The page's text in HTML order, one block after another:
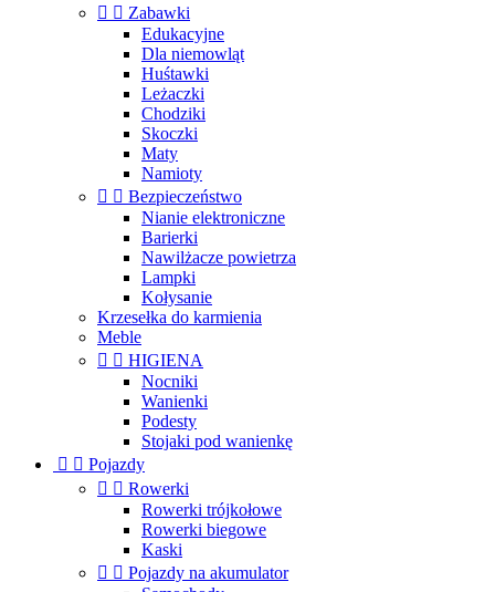
  Zabawki
Edukacyjne
Dla niemowląt
Huśtawki
Leżaczki
Chodziki
Skoczki
Maty
Namioty
  Bezpieczeństwo
Nianie elektroniczne
Barierki
Nawilżacze powietrza
Lampki
Kołysanie
Krzesełka do karmienia
Meble
  HIGIENA
Nocniki
Wanienki
Podesty
Stojaki pod wanienkę
  Pojazdy
  Rowerki
Rowerki trójkołowe
Rowerki biegowe
Kaski
  Pojazdy na akumulator